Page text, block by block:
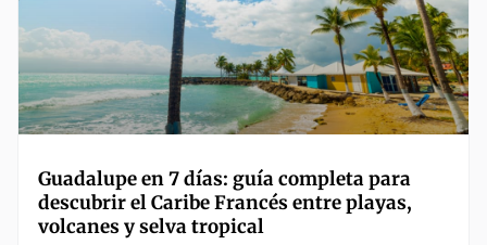
Guadalupe en 7 días: guía completa para
descubrir el Caribe Francés entre playas,
volcanes y selva tropical